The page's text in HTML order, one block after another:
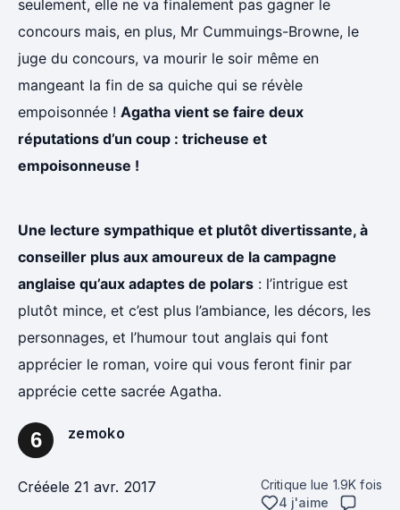
seulement, elle ne va finalement pas gagner le
concours mais, en plus, Mr Cummuings-Browne, le
juge du concours, va mourir le soir même en
mangeant la fin de sa quiche qui se révèle
empoisonnée ! Agatha vient se faire deux
réputations d’un coup : tricheuse et
empoisonneuse !
Une lecture sympathique et plutôt divertissante, à
conseiller plus aux amoureux de la campagne
anglaise qu’aux adaptes de polars : l’intrigue est
plutôt mince, et c’est plus l’ambiance, les décors, les
personnages, et l’humour tout anglais qui font
apprécier le roman, voire qui vous feront finir par
apprécie cette sacrée Agatha.
6 zemoko
Crééele 21 avr. 2017 Critique lue 1.9K fois
4 j'aime